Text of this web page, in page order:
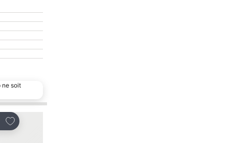
ne soit
Ajouter à mes favoris